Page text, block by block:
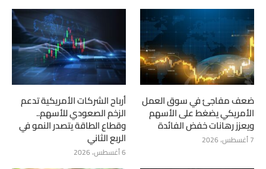
ضعف مفاجئ في سوق العمل
الأمريكي يضغط على الأسهم
ويعزز رهانات خفض الفائدة
7 أغسطس، 2026
أرباح الشركات الأمريكية تدعم
الزخم الصعودي للأسهم..
وقطاع الطاقة يتصدر النمو في
الربع الثاني
6 أغسطس، 2026